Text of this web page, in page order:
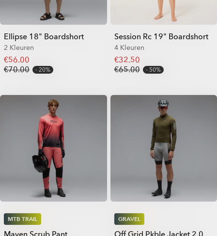
Ellipse 18" Boardshort
2 Kleuren
€56.00
€70.00
20%
Session Rc 19" Boardshort
4 Kleuren
€32.50
€65.00
50%
MTB TRAIL GRAVEL